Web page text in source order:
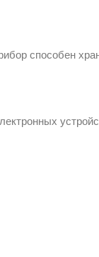
способен